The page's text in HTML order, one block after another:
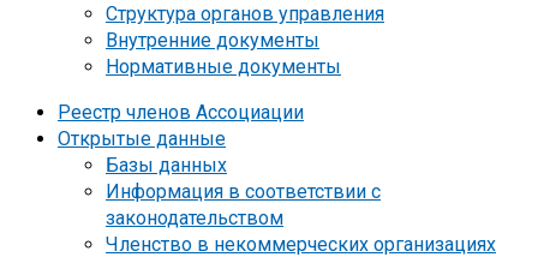
Структура органов управления
Внутренние документы
Нормативные документы
Реестр членов Ассоциации
Открытые данные
Базы данных
Информация в соответствии с
законодательством
Членство в некоммерческих организациях